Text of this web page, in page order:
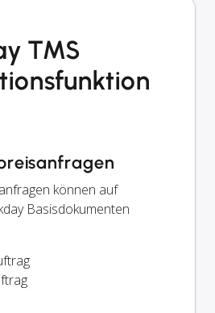
TMS
können auf
Basisdokumenten